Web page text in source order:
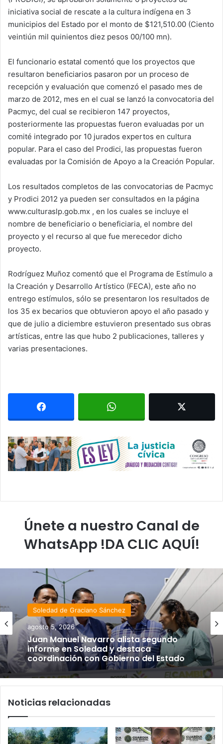
iniciativa social de rescate a la cultura indígena en 3
municipios del Estado por el monto de $121,510.00 (Ciento
veintiún mil quinientos diez pesos 00/100 mn).
El funcionario estatal comentó que los proyectos que
resultaron beneficiarios pasaron por un proceso de
recepción y evaluación que comenzó el pasado mes de
marzo de 2012, mes en el cual se lanzó la convocatoria del
Pacmyc, del cual se recibieron 147 proyectos,
posteriormente las propuestas fueron evaluadas por un
comité integrado por 10 jurados expertos en cultura
popular. Para el caso del Prodici, las propuestas fueron
evaluadas por la Comisión de Apoyo a la Creación Popular.
Los resultados completos de las convocatorias de Pacmyc
y Prodici 2012 ya pueden ser consultados en la página
www.culturaslp.gob.mx , en los cuales se incluye el
nombre de beneficiario o beneficiaria, el nombre del
proyecto y el recurso al que fue merecedor dicho
proyecto.
Rodríguez Muñoz comentó que el Programa de Estímulo a
la Creación y Desarrollo Artístico (FECA), este año no
entrego estímulos, sólo se presentaron los resultados de
los 35 ex becarios que obtuvieron apoyo el año pasado y
que de julio a diciembre estuvieron presentado sus obras
artísticas, entre las que hubo 2 publicaciones, talleres y
varias presentaciones.
Únete a nuestro Canal de
WhatsApp !DA CLIC AQUÍ!
Soledad de Graciano Sánchez
agosto 5, 2026
Juan Manuel Navarro alista segundo
informe en Soledad y destaca
coordinación con Gobierno del Estado
Noticias relacionadas